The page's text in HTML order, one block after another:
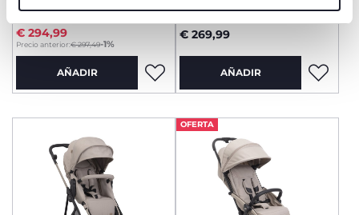
gemelar
Precio anterior:€ 297,49-1%
to
€ 294,99
AÑADIR
€ 269,99
AÑADIR
OFERTA